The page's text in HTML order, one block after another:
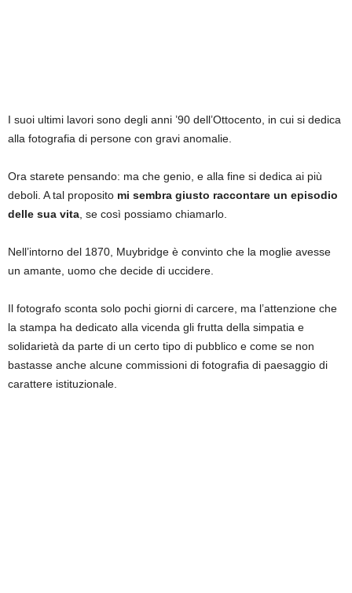
I suoi ultimi lavori sono degli anni ’90 dell’Ottocento, in cui si dedica
alla fotografia di persone con gravi anomalie.
Ora starete pensando: ma che genio, e alla fine si dedica ai più
deboli. A tal proposito mi sembra giusto raccontare un episodio
delle sua vita , se così possiamo chiamarlo.
Nell’intorno del 1870, Muybridge è convinto che la moglie avesse
un amante, uomo che decide di uccidere.
Il fotografo sconta solo pochi giorni di carcere, ma l’attenzione che
la stampa ha dedicato alla vicenda gli frutta della simpatia e
solidarietà da parte di un certo tipo di pubblico e come se non
bastasse anche alcune commissioni di fotografia di paesaggio di
carattere istituzionale.